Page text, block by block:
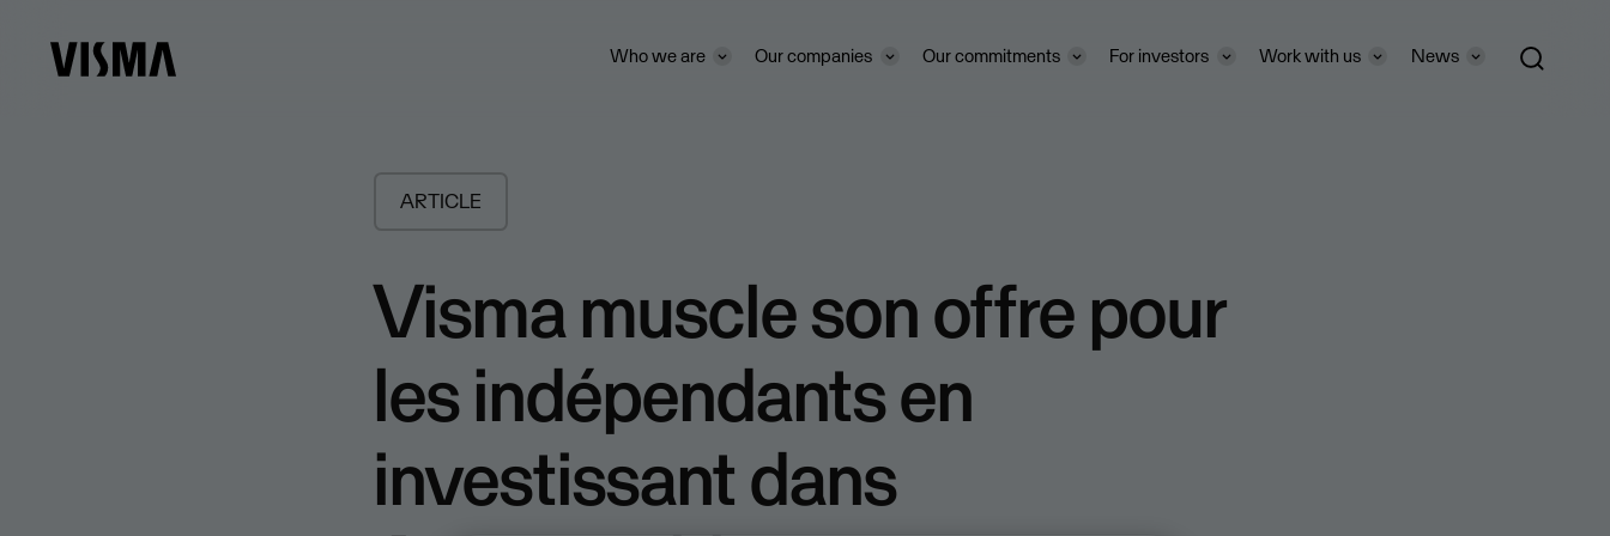
Who we are Our companies Our commitments For investors Work with us News
ARTICLE
Visma muscle son offre pour
les indépendants en
investissant dans